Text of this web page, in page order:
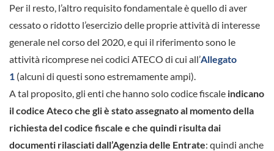
Per il resto, l’altro requisito fondamentale è quello di aver
cessato o ridotto l’esercizio delle proprie attività di interesse
generale nel corso del 2020, e qui il riferimento sono le
attività ricomprese nei codici ATECO di cui all’Allegato
1 (alcuni di questi sono estremamente ampi).
A tal proposito, gli enti che hanno solo codice fiscale indicano
il codice Ateco che gli è stato assegnato al momento della
richiesta del codice fiscale e che quindi risulta dai
documenti rilasciati dall’Agenzia delle Entrate: quindi anche